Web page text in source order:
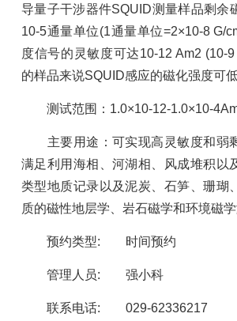
导量子干涉器件SQUID测量样品剩余
10-5通量单位(1通量单位=2×10-8 G/
度信号的灵敏度可达10-12 Am2 (10-
的样品来说SQUID感应的磁化强度可
测试范围： 1.0×10-12-1.0×10-
主要用途：可实现高灵敏度和弱
满足利用海相、河湖相、风成堆积以
类型地质记录以及泥炭、石笋、珊瑚
质的磁性地层学、岩石磁学和环境磁学
预约类型: 时间预约
管理人员: 强小科
联系电话: 029-62336217